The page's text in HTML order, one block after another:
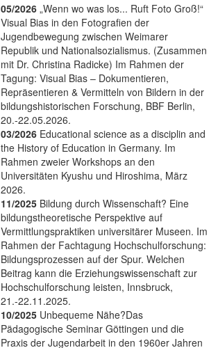
05/2026 „Wenn wo was los... Ruft Foto Groß!“
Visual Bias in den Fotografien der
Jugendbewegung zwischen Weimarer
Republik und Nationalsozialismus. (Zusammen
mit Dr. Christina Radicke) Im Rahmen der
Tagung: Visual Bias – Dokumentieren,
Repräsentieren & Vermitteln von Bildern in der
bildungshistorischen Forschung, BBF Berlin,
20.-22.05.2026.
03/2026 Educational science as a disciplin and
the History of Education in Germany. Im
Rahmen zweier Workshops an den
Universitäten Kyushu und Hiroshima, März
2026.
11/2025 Bildung durch Wissenschaft? Eine
bildungstheoretische Perspektive auf
Vermittlungspraktiken universitärer Museen. Im
Rahmen der Fachtagung Hochschulforschung:
Bildungsprozessen auf der Spur. Welchen
Beitrag kann die Erziehungswissenschaft zur
Hochschulforschung leisten, Innsbruck,
21.-22.11.2025.
10/2025 Unbequeme Nähe?Das
Pädagogische Seminar Göttingen und die
Praxis der Jugendarbeit in den 1960er Jahren